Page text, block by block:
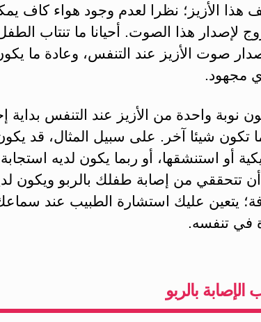
هذا الأزيز؛ نظرا لعدم وجود هواء كاف
لإصدار هذا الصوت. أحيانا ما تنتاب
صوت الأزيز عند التنفس، وعادة ما يكون
مجهود.
نوبة واحدة من الأزيز عند التنفس بداية
تكون شيئا آخر. على سبيل المثال، قد
أو استنشقها، أو ربما يكون لديه
تتحققي من إصابة طفلك بالربو ويكون
يتعين عليك استشارة الطبيب عند
في تنفسه.
الإصابة بالربو